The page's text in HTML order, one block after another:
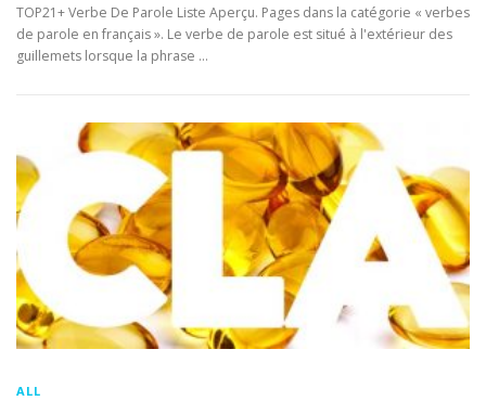
TOP21+ Verbe De Parole Liste Aperçu. Pages dans la catégorie « verbes
de parole en français ». Le verbe de parole est situé à l'extérieur des
guillemets lorsque la phrase …
ALL